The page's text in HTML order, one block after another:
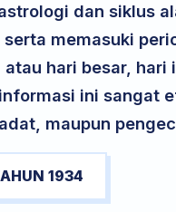
dan siklus
memasuki
hari besar,
ini sangat
maupun
1934